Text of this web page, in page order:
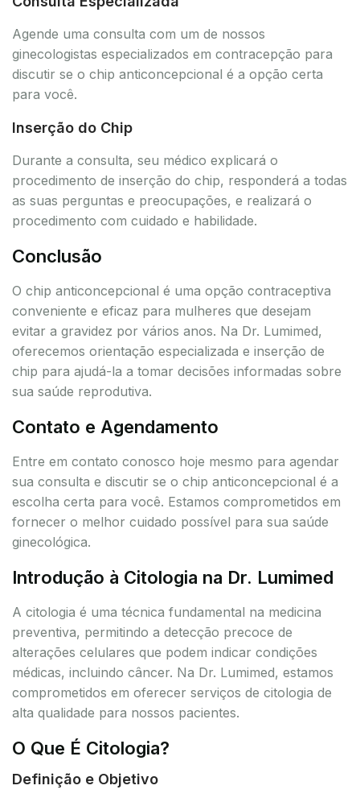
Agende uma consulta com um de nossos
ginecologistas especializados em contracepção para
discutir se o chip anticoncepcional é a opção certa
para você.
Inserção do Chip
Durante a consulta, seu médico explicará o
procedimento de inserção do chip, responderá a todas
as suas perguntas e preocupações, e realizará o
procedimento com cuidado e habilidade.
Conclusão
O chip anticoncepcional é uma opção contraceptiva
conveniente e eficaz para mulheres que desejam
evitar a gravidez por vários anos. Na Dr. Lumimed,
oferecemos orientação especializada e inserção de
chip para ajudá-la a tomar decisões informadas sobre
sua saúde reprodutiva.
Contato e Agendamento
Entre em contato conosco hoje mesmo para agendar
sua consulta e discutir se o chip anticoncepcional é a
escolha certa para você. Estamos comprometidos em
fornecer o melhor cuidado possível para sua saúde
ginecológica.
Introdução à Citologia na Dr. Lumimed
A citologia é uma técnica fundamental na medicina
preventiva, permitindo a detecção precoce de
alterações celulares que podem indicar condições
médicas, incluindo câncer. Na Dr. Lumimed, estamos
comprometidos em oferecer serviços de citologia de
alta qualidade para nossos pacientes.
O Que É Citologia?
Definição e Objetivo